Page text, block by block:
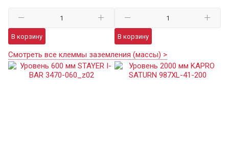
В корзину В корзину
Смотреть все клеммы заземления (массы) >